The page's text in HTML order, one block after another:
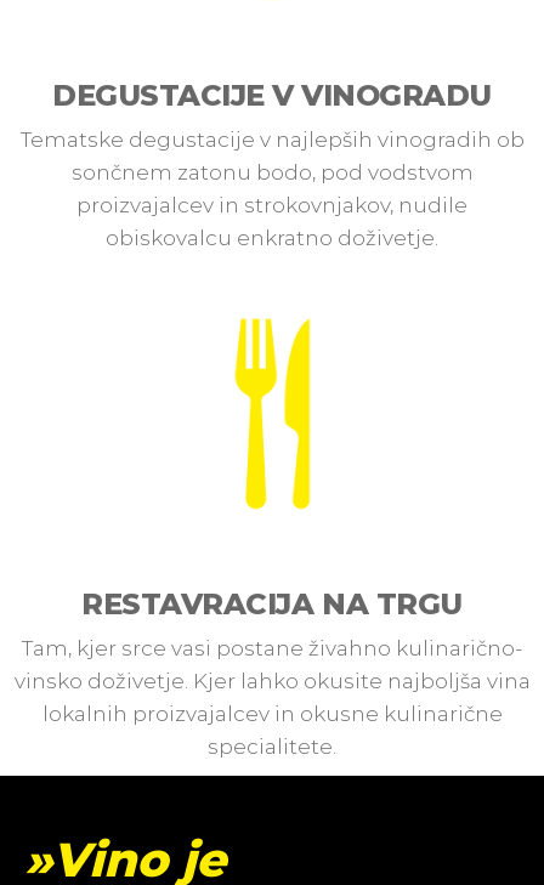
DEGUSTACIJE V VINOGRADU
Tematske degustacije v najlepših vinogradih ob
sončnem zatonu bodo, pod vodstvom
proizvajalcev in strokovnjakov, nudile
obiskovalcu enkratno doživetje.
RESTAVRACIJA NA TRGU
Tam, kjer srce vasi postane živahno kulinarično-
vinsko doživetje. Kjer lahko okusite najboljša vina
lokalnih proizvajalcev in okusne kulinarične
specialitete.
»Vino je